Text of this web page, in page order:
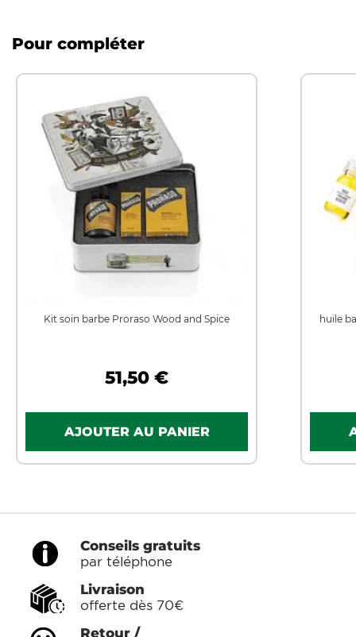
Pour compléter
Kit soin barbe Proraso Wood and Spice
51,50 €
huile
Conseils gratuits
par téléphone
Livraison
offerte dès 70€
Retour /